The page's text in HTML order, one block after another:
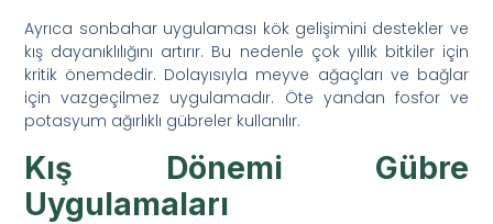
Ayrıca sonbahar uygulaması kök gelişimini destekler ve
kış dayanıklılığını artırır. Bu nedenle çok yıllık bitkiler için
kritik önemdedir. Dolayısıyla meyve ağaçları ve bağlar
için vazgeçilmez uygulamadır. Öte yandan fosfor ve
potasyum ağırlıklı gübreler kullanılır.
Kış Dönemi Gübre
Uygulamaları